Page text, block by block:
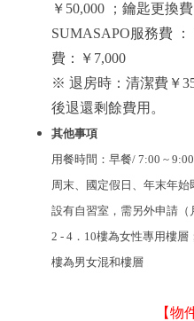
￥50,000
；鑰匙更換費
SUMASAPO服務費 ：
費 ：￥7,000
※ 退房時：清潔費￥
後退還剩餘費用。
其他事項
用餐時間：早餐/ 7:00 ~
周末、國定假日、年末年始
設有自習室，需另外申請（
2 - 4．10樓為女性專用樓層
樓為男女混和樓層
【物